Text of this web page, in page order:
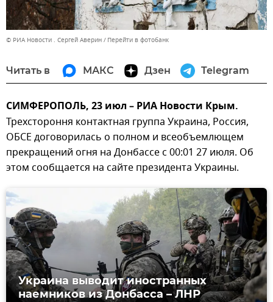
© РИА Новости . Сергей Аверин Перейти в фотобанк
Читать в МАКС Дзен Telegram
СИМФЕРОПОЛЬ, 23 июл – РИА Новости Крым.
Трехстороння контактная группа Украина, Россия,
ОБСЕ договорилась о полном и всеобъемлющем
прекращений огня на Донбассе с 00:01 27 июля. Об
этом сообщается на сайте президента Украины.
Украина выводит иностранных
наемников из Донбасса – ЛНР